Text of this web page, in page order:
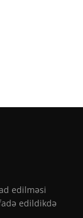
edilməsi
edildikdə